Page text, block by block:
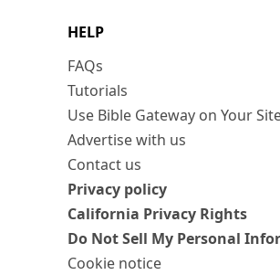
HELP
FAQs
Tutorials
Use Bible Gateway on Your
Advertise with us
Contact us
Privacy policy
California Privacy Rights
Do Not Sell My Personal
Cookie notice